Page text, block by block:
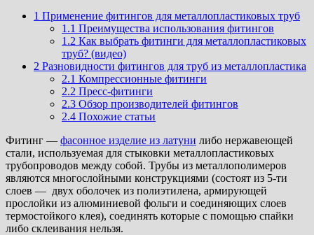
1 Применение фитингов для металлопластиковых труб
1.1 Преимущества использования фитингов
1.2 Как выбрать фитинги для металлопластиковых
труб? (видео)
2 Разновидности фитингов для труб из металлопластика
2.1 Компрессионные фитинги
2.2 Пресс-фитинги
2.3 Обзор производителей фитингов
2.4 Похожие статьи
Фитинг — фасонное изделие из латуни либо нержавеющей
стали, используемая для стыковки металлопластиковых
трубопроводов между собой. Трубы из металлополимеров
являются многослойными конструкциями (состоят из 5-ти
слоев — двух оболочек из полиэтилена, армирующей
прослойки из алюминиевой фольги и соединяющих слоев
термостойкого клея), соединять которые с помощью спайки
либо склеивания нельзя.